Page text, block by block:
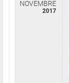
NOVEMBRE
2017